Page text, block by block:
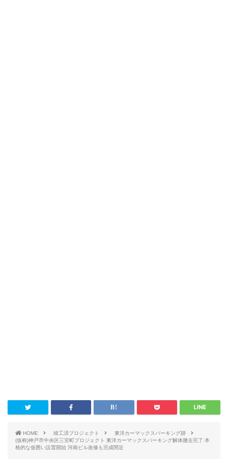
HOME 竣工済プロジェクト
東洋カーマックスパーキング跡
(仮称)神戸市中央区三宮町プロジェクト 東洋カーマックスパーキング解体撤去完了 本
格的な仮囲い設置開始 河南ビル改修も完成間近